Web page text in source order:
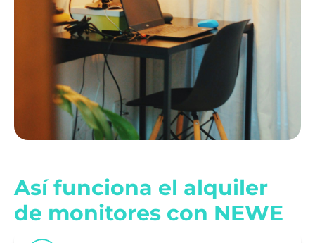
Así funciona el alquiler
de monitores con NEWE